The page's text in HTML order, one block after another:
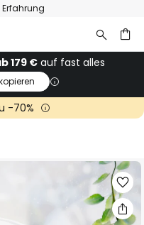
Erfahrung
179 € auf fast alles
-70%